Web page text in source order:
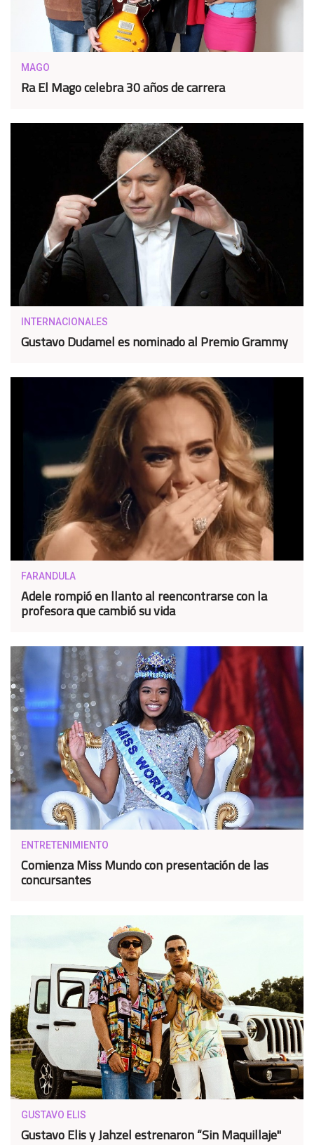
MAGO
Ra El Mago celebra 30 años de carrera
INTERNACIONALES
Gustavo Dudamel es nominado al Premio Grammy
FARANDULA
Adele rompió en llanto al reencontrarse con la
profesora que cambió su vida
ENTRETENIMIENTO
Comienza Miss Mundo con presentación de las
concursantes
GUSTAVO ELIS
Gustavo Elis y Jahzel estrenaron “Sin Maquillaje"